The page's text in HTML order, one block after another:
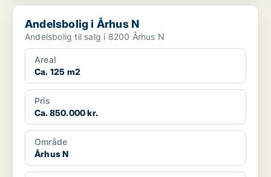
Andelsbolig i Århus N
Andelsbolig i Århus N
Andelsbolig til salg i 8200 Århus N
Areal
Ca. 125 m2
Pris
Ca. 850.000 kr.
Område
Århus N